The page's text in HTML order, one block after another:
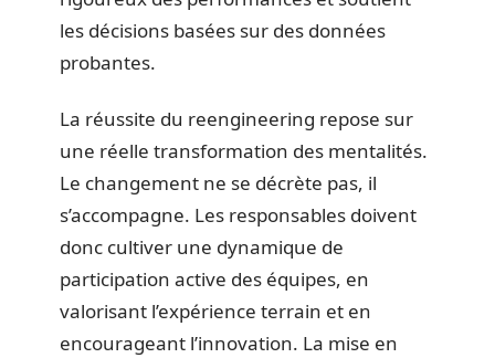
les décisions basées sur des données
probantes.
La réussite du reengineering repose sur
une réelle transformation des mentalités.
Le changement ne se décrète pas, il
s’accompagne. Les responsables doivent
donc cultiver une dynamique de
participation active des équipes, en
valorisant l’expérience terrain et en
encourageant l’innovation. La mise en